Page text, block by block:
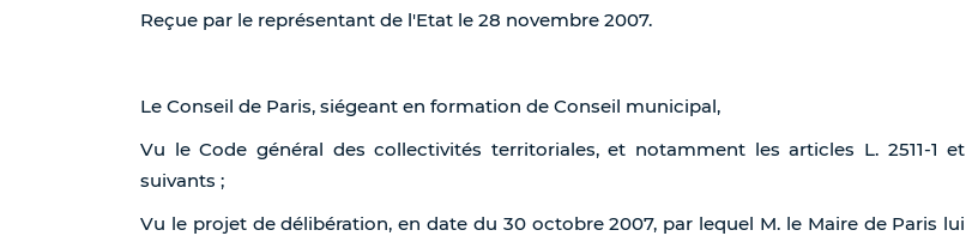
Reçue par le représentant de l'Etat le 28 novembre 2007.
Le Conseil de Paris, siégeant en formation de Conseil municipal,
Vu le Code général des collectivités territoriales, et notamment les articles L. 2511-1 et
suivants ;
Vu le projet de délibération, en date du 30 octobre 2007, par lequel M. le Maire de Paris lui